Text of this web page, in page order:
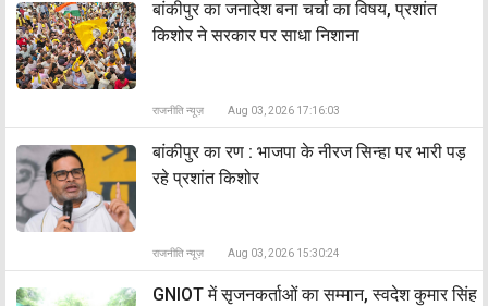
बांकीपुर का जनादेश बना चर्चा का विषय, प्रशांत
किशोर ने सरकार पर साधा निशाना
राजनीति न्यूज़ Aug 03, 2026 17:16:03
बांकीपुर का रण : भाजपा के नीरज सिन्हा पर भारी पड़
रहे प्रशांत किशोर
राजनीति न्यूज़ Aug 03, 2026 15:30:24
GNIOT में सृजनकर्ताओं का सम्मान, स्वदेश कुमार सिंह